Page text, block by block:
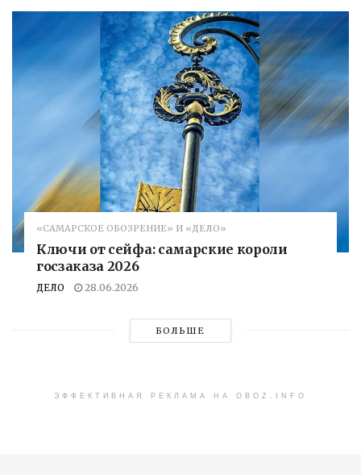
«САМАРСКОЕ ОБОЗРЕНИЕ» И «ДЕЛО»
Ключи от сейфа: самарские короли
госзаказа 2026
ДЕЛО 28.06.2026
БОЛЬШЕ
ЭФФЕКТИВНАЯ РЕКЛАМА НА OBOZ.INFO